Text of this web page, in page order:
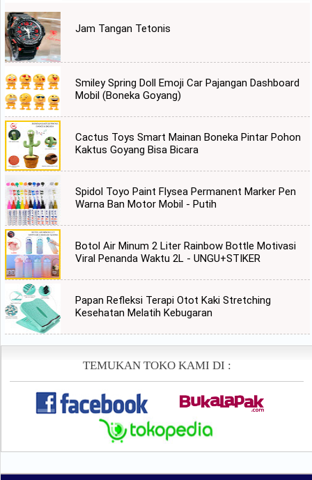
Jam Tangan Tetonis
Smiley Spring Doll Emoji Car Pajangan Dashboard
Mobil (Boneka Goyang)
Cactus Toys Smart Mainan Boneka Pintar Pohon
Kaktus Goyang Bisa Bicara
Spidol Toyo Paint Flysea Permanent Marker Pen
Warna Ban Motor Mobil - Putih
Botol Air Minum 2 Liter Rainbow Bottle Motivasi
Viral Penanda Waktu 2L - UNGU+STIKER
Papan Refleksi Terapi Otot Kaki Stretching
Kesehatan Melatih Kebugaran
TEMUKAN TOKO KAMI DI :